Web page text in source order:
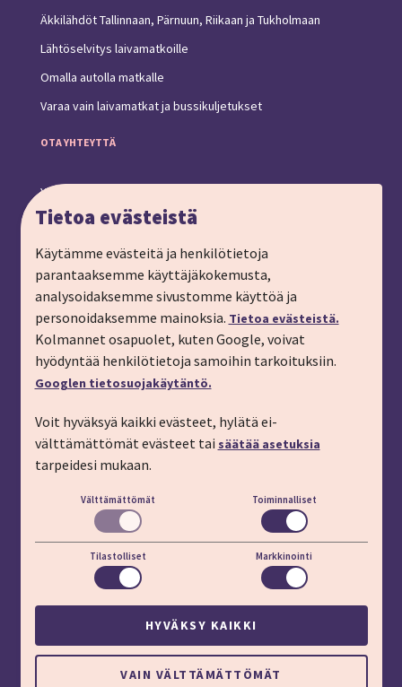
Äkkilähdöt Tallinnaan, Pärnuun, Riikaan ja Tukholmaan
Lähtöselvitys laivamatkoille
Omalla autolla matkalle
Varaa vain laivamatkat ja bussikuljetukset
OTA YHTEYTTÄ
Yhteystiedot ja toimipiste
Anna palautetta
Ryhmämatkat, pyydä tarjous
Tilaa matkalahjakortti
Tilaa esite
Tilaa matkakirje sähköpostiin
Ilmoita passitiedot
Liity kanta-asiakkaaksi
Töihin IMT:lle
YHTEYSTIEDOT
Puhelin: 03 45 800 (pvm/mpm)
apu.imt.fi
LÖYDÄT MEIDÄT MYÖS
Tietoa evästeistä
Käytämme evästeitä ja henkilötietoja
parantaaksemme käyttäjäkokemusta,
analysoidaksemme sivustomme käyttöä ja
personoidaksemme mainoksia. Tietoa evästeistä.
Kolmannet osapuolet, kuten Google, voivat
hyödyntää henkilötietoja samoihin tarkoituksiin.
Googlen tietosuojakäytäntö.
Voit hyväksyä kaikki evästeet, hylätä ei-
välttämättömät evästeet tai säätää asetuksia
tarpeidesi mukaan.
Välttämättömät Toiminnalliset
Tilastolliset Markkinointi
HYVÄKSY KAIKKI
VAIN VÄLTTÄMÄTTÖMÄT